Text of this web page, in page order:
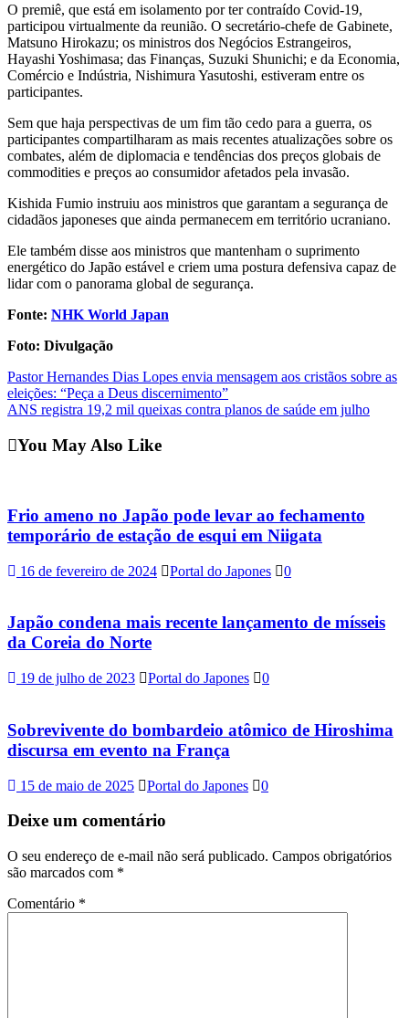
O premiê, que está em isolamento por ter contraído Covid-19,
participou virtualmente da reunião. O secretário-chefe de Gabinete,
Matsuno Hirokazu; os ministros dos Negócios Estrangeiros,
Hayashi Yoshimasa; das Finanças, Suzuki Shunichi; e da Economia,
Comércio e Indústria, Nishimura Yasutoshi, estiveram entre os
participantes.
Sem que haja perspectivas de um fim tão cedo para a guerra, os
participantes compartilharam as mais recentes atualizações sobre os
combates, além de diplomacia e tendências dos preços globais de
commodities e preços ao consumidor afetados pela invasão.
Kishida Fumio instruiu aos ministros que garantam a segurança de
cidadãos japoneses que ainda permanecem em território ucraniano.
Ele também disse aos ministros que mantenham o suprimento
energético do Japão estável e criem uma postura defensiva capaz de
lidar com o panorama global de segurança.
Fonte: NHK World Japan
Foto: Divulgação
Post
navigation
Pastor Hernandes Dias Lopes envia mensagem aos cristãos sobre as
eleições: “Peça a Deus discernimento”
ANS registra 19,2 mil queixas contra planos de saúde em julho
You May Also Like
Frio ameno no Japão pode levar ao fechamento
temporário de estação de esqui em Niigata
16 de fevereiro de 2024 Portal do Japones 0
Japão condena mais recente lançamento de mísseis
da Coreia do Norte
19 de julho de 2023 Portal do Japones 0
Sobrevivente do bombardeio atômico de Hiroshima
discursa em evento na França
15 de maio de 2025 Portal do Japones 0
Deixe um comentário
O seu endereço de e-mail não será publicado. Campos obrigatórios
são marcados com *
Comentário *